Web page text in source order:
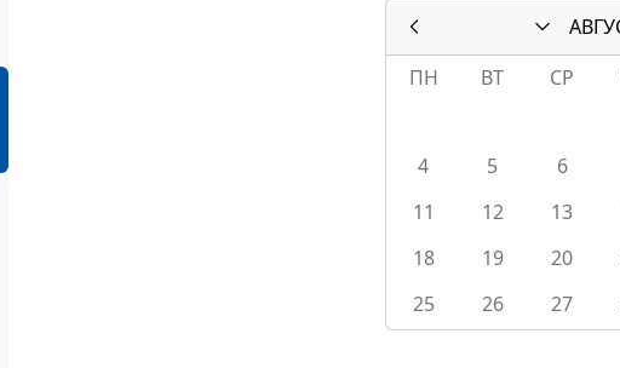
ПН
ВТ СР
4
5 6
11
12 13
18
19 20
25
26 27